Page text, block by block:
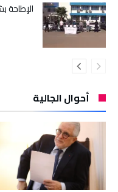
الإطاحة
أحوال الجالية